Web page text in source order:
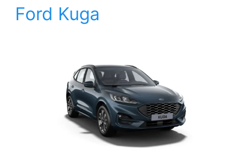
Ford Kuga